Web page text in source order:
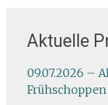
Aktuelle
09.07.2026 –
Frühschoppen